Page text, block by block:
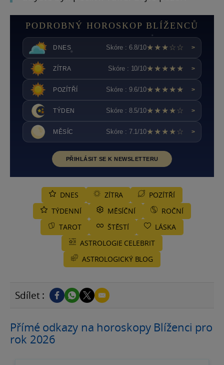
PODROBNÝ HOROSKOP BLÍŽENCŮ
DNES Skóre : 6.8/10★★★☆☆ >
ZÍTRA Skóre : 10/10★★★★★ >
POZÍTŘÍ Skóre : 9.6/10★★★★★ >
TÝDEN Skóre : 8.5/10★★★★☆ >
MĚSÍC Skóre : 7.1/10★★★★☆ >
PŘIHLÁSIT SE K NEWSLETTERU
DNES ZÍTRA
POZÍTŘÍ
TÝDENNÍ
MĚSÍČNÍ
ROČNÍ
TAROT
ŠTĚSTÍ
LÁSKA
ASTROLOGIE CELEBRIT
ASTROLOGICKÝ BLOG
Sdílet :
Přímé odkazy na horoskopy Blíženci pro
rok 2026